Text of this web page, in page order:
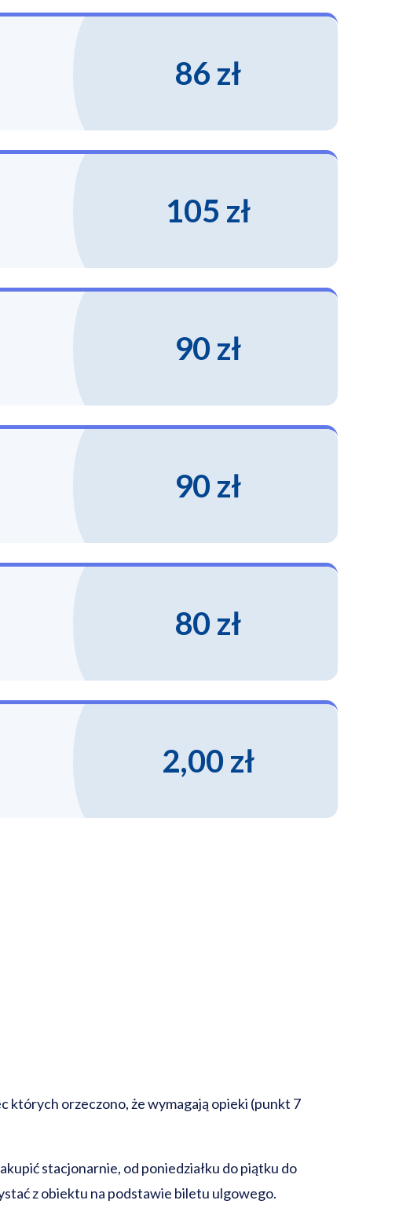
86 zł
105 zł
90 zł
90 zł
80 zł
2,00 zł
których orzeczono, że wymagają opieki (punkt 7
stacjonarnie, od poniedziałku do piątku do
z obiektu na podstawie biletu ulgowego.